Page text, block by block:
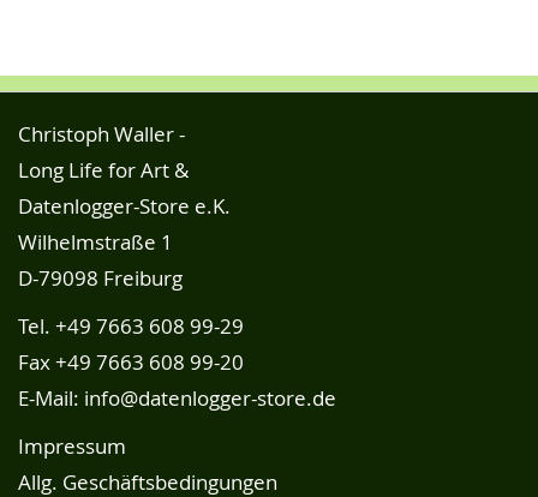
Christoph Waller -
Long Life for Art &
Datenlogger-Store e.K.
Wilhelmstraße 1
D-79098 Freiburg
Tel. +49 7663 608 99-29
Fax +49 7663 608 99-20
E-Mail: info@datenlogger-store.de
Impressum
Allg. Geschäftsbedingungen